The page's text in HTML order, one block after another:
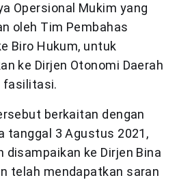
Opersional Mukim yang
oleh Tim Pembahas
Biro Hukum, untuk
ke Dirjen Otonomi Daerah
fasilitasi.
berkaitan dengan
tanggal 3 Agustus 2021,
disampaikan ke Dirjen Bina
telah mendapatkan saran